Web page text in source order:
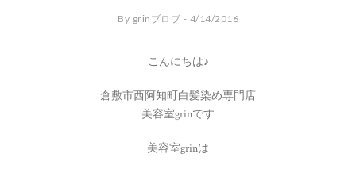
By grinブロブ - 4/14/2016
こんにちは♪
倉敷市西阿知町白髪染め専門店
美容室grinです
美容室grinは